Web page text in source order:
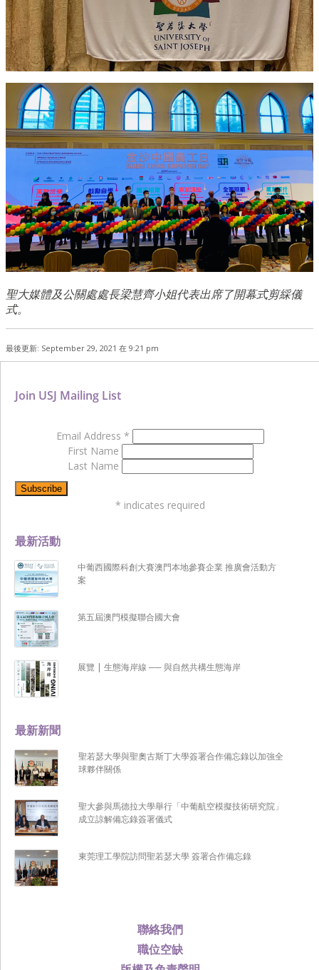
聖大媒體及公關處處長梁慧齊小姐代表出席了開幕式剪綵儀
式。
最後更新: September 29, 2021 在 9:21 pm
聯絡我們
職位空缺
最新新聞
聖若瑟大學與聖奧古斯丁大學簽署合作備忘錄以加強全
球夥伴關係
聖大參與馬德拉大學舉行「中葡航空模擬技術研究院」
成立諒解備忘錄簽署儀式
東莞理工學院訪問聖若瑟大學 簽署合作備忘錄
最新活動
中葡西國際科創大賽澳門本地參賽企業 推廣會活動方
案
第五屆澳門模擬聯合國大會
展覽 | 生態海岸線 ── 與自然共構生態海岸
Join USJ Mailing List
Email Address *
First Name
Last Name
* indicates required